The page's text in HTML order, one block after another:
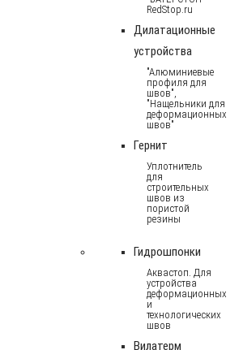
RedStop.ru
Дилатационные
устройства
"Алюминиевые
профиля для
швов",
"Нащельники для
деформационных
швов"
Гернит
Уплотнитель
для
строительных
швов из
пористой
резины
Гидрошпонки
Аквастоп. Для
устройства
деформационных
и
технологических
швов
Вилатерм